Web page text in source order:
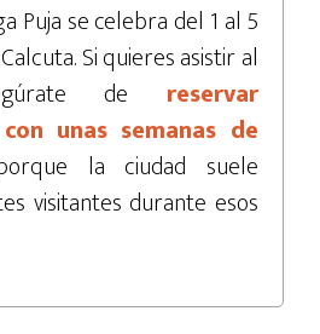
Puja se celebra del 1 al 5
Si quieres asistir al
de reservar
unas semanas de
la ciudad suele
visitantes durante esos